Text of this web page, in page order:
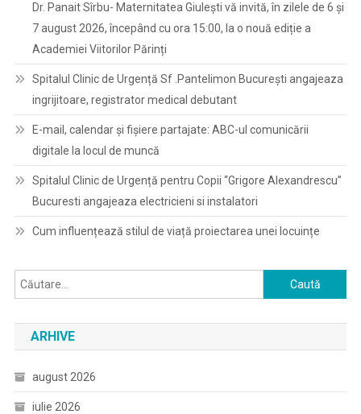
Dr. Panait Sîrbu- Maternitatea Giulești vă invită, în zilele de 6 și
7 august 2026, începând cu ora 15:00, la o nouă ediție a
Academiei Viitorilor Părinți
Spitalul Clinic de Urgență Sf .Pantelimon București angajeaza
ingrijitoare, registrator medical debutant
E-mail, calendar şi fişiere partajate: ABC-ul comunicării
digitale la locul de muncă
Spitalul Clinic de Urgență pentru Copii “Grigore Alexandrescu”
Bucuresti angajeaza electricieni si instalatori
Cum influențează stilul de viață proiectarea unei locuințe
Caută
după:
ARHIVE
august 2026
iulie 2026